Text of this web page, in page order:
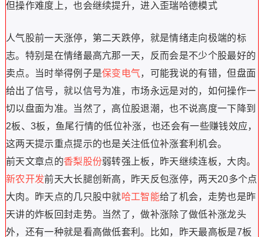
但操作难度上，也会继续提升，进入歪瑞哈德模式
人气股前一天涨停，第二天跌停，就是情绪走向极端的标
志。特别是在情绪最高亢那一天，反而会是不少个股最好的
卖点。
当时举得例子是保变电气，可能我说的有错，但盘面
给出了信号，就以信号为准，市场永远是对的，如何操作一
切以盘面为准。
当然了，高位股退潮，也不说高度一下降到
2板、3板，鱼尾行情的低位补涨，也还会有一些赚钱效应，
这两天提示重点提示的也是关注低位补涨套利机会。
前天文章点的香梨股份弱转强上板，昨天继续连板，大肉。
新农开发前天大长腿创新高，昨天反包涨停，两天20多个点
大肉。
昨天点的几只股中就哈工智能给了机会，走势也是昨
天讲的炸板回封走势。
当然了，做补涨除了做低补涨龙头
外，还有一种就是看高做低套利。
比如，昨天最高板是7板